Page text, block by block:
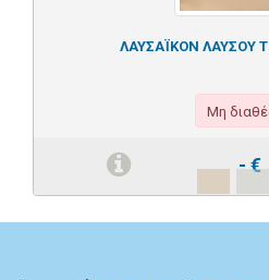
ΛΑΥΣΑΪΚΟΝ ΛΑΥΣΟΥ
Μη
- €